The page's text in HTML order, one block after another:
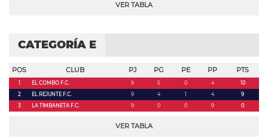
VER TABLA
CATEGORÍA E
POS CLUB PJ PG PE PP PTS
1 EL COMBO F.C. 9 5 0 4
10
2
EL REJUNTE F.C. 9 4 1 4
9
3
LA TIMBANETA F.C. 9 0 0 9 0
VER TABLA